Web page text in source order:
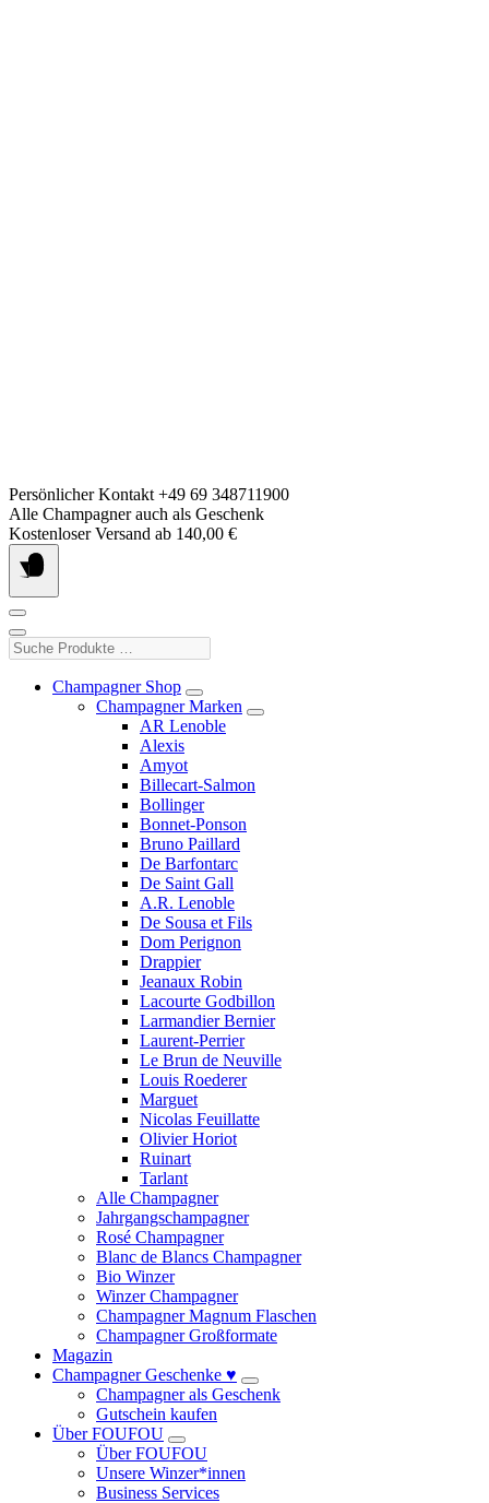
Springe
zum
Inhalt
Persönlicher Kontakt +49 69 348711900
Alle Champagner auch als Geschenk
Kostenloser Versand ab 140,00 €
Suche
Produkte
Champagner Shop
Champagner Marken
AR Lenoble
Alexis
Amyot
Billecart-Salmon
Bollinger
Bonnet-Ponson
Bruno Paillard
De Barfontarc
De Saint Gall
A.R. Lenoble
De Sousa et Fils
Dom Perignon
Drappier
Jeanaux Robin
Lacourte Godbillon
Larmandier Bernier
Laurent-Perrier
Le Brun de Neuville
Louis Roederer
Marguet
Nicolas Feuillatte
Olivier Horiot
Ruinart
Tarlant
Alle Champagner
Jahrgangschampagner
Rosé Champagner
Blanc de Blancs Champagner
Bio Winzer
Winzer Champagner
Champagner Magnum Flaschen
Champagner Großformate
Magazin
Champagner Geschenke ♥
Champagner als Geschenk
Gutschein kaufen
Über FOUFOU
Über FOUFOU
Unsere Winzer*innen
Business Services